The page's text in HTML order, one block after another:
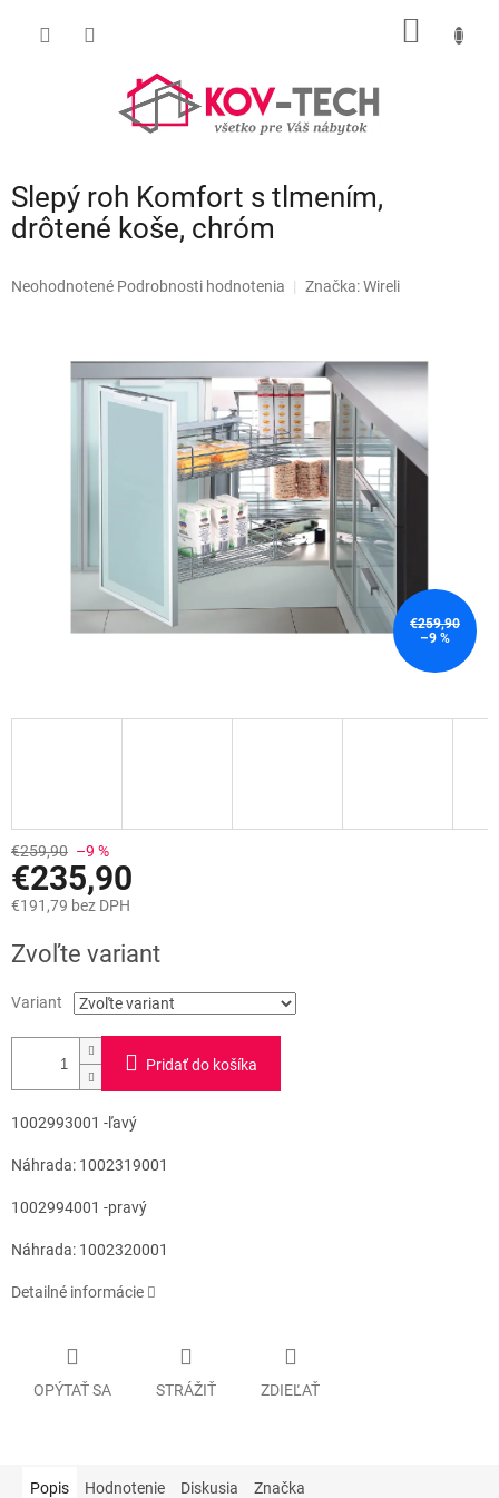
Slepý roh Komfort s tlmením,
drôtené koše, chróm
Priemerné
Neohodnotené Podrobnosti hodnotenia Značka:Wireli
€259,90
–9 %
€259,90 –9 %
€235,90
€191,79 bez DPH
cena:
Zvoľte variant
Variant
Pridať do košíka
1002993001 -ľavý
Náhrada: 1002319001
1002994001 -pravý
Náhrada: 1002320001
Detailné informácie
OPÝTAŤ SA STRÁŽIŤ ZDIEĽAŤ
Popis Hodnotenie Diskusia Značka